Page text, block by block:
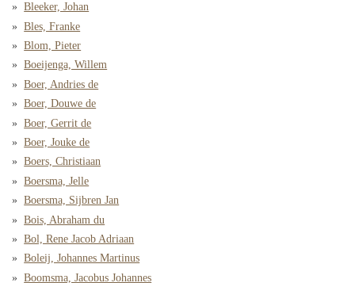
Bleeker, Johan
Bles, Franke
Blom, Pieter
Boeijenga, Willem
Boer, Andries de
Boer, Douwe de
Boer, Gerrit de
Boer, Jouke de
Boers, Christiaan
Boersma, Jelle
Boersma, Sijbren Jan
Bois, Abraham du
Bol, Rene Jacob Adriaan
Boleij, Johannes Martinus
Boomsma, Jacobus Johannes